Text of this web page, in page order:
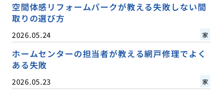
空間体感リフォームパークが教える失敗しない間
取りの選び方
2026.05.24 家
ホームセンターの担当者が教える網戸修理でよく
ある失敗
2026.05.23 家